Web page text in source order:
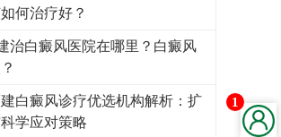
1
何治疗好？
治白癜风医院在哪里？白癜风
建白癜风诊疗优选机构解析：扩
学应对策略